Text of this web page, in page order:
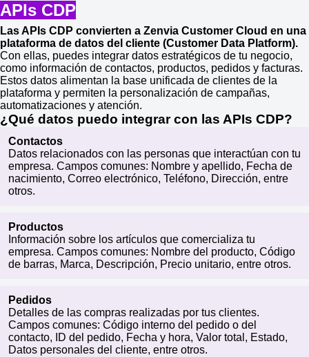
APIs CDP
Las APIs CDP convierten a Zenvia Customer Cloud en una
plataforma de datos del cliente (Customer Data Platform).
Con ellas, puedes integrar datos estratégicos de tu negocio,
como información de contactos, productos, pedidos y facturas.
Estos datos alimentan la base unificada de clientes de la
plataforma y permiten la personalización de campañas,
automatizaciones y atención.
¿Qué datos puedo integrar con las APIs CDP?
Contactos
Datos relacionados con las personas que interactúan con tu
empresa. Campos comunes: Nombre y apellido, Fecha de
nacimiento, Correo electrónico, Teléfono, Dirección, entre
otros.
Productos
Información sobre los artículos que comercializa tu
empresa. Campos comunes: Nombre del producto, Código
de barras, Marca, Descripción, Precio unitario, entre otros.
Pedidos
Detalles de las compras realizadas por tus clientes.
Campos comunes: Código interno del pedido o del
contacto, ID del pedido, Fecha y hora, Valor total, Estado,
Datos personales del cliente, entre otros.